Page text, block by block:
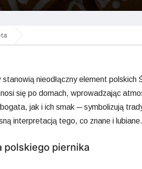
stanowią nieodłączny element
się po domach, wprowadzając
jak i ich smak ─ symbolizują
interpretacją tego, co znane i lubiane.
polskiego piernika